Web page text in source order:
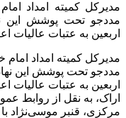
مددجو تحت پوشش این
اربعین به عتبات عالیات
مددجو تحت پوشش این
اربعین به عتبات عالیات
اراک، به نقل از روابط
مرکزی، قنبر موسی‌نژاد با